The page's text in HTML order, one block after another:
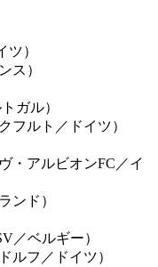
）
ス）
ガル）
フルト／ドイツ）
・アルビオンFC／イ
ンド）
／ベルギー）
ルフ／ドイツ）